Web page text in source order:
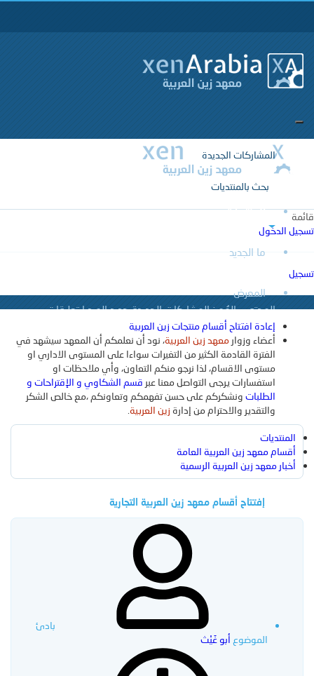
المنتديات
ما الجديد
المحتوى المُميز المشاركات الجديدة جديد الميديا تعليقات
الوسائط الجديدة منتجات جديدة آخر النشاطات
المعرض
جديد الوسائط التعليقات الجديدة بحث بالوسائط
المنتجات
أحدث المراجعات البحث عن المنتجات
تسجيل
الدخول
البحث
المشاركات الجديدة
بحث بالمنتديات
قائمة
تسجيل الدخول
تسجيل
إعادة افتتاح أقسام منتجات زين العربية
أعضاء وزوار معهد زين العربية، نود أن نعلمكم أن المعهد سيشهد في
الفترة القادمة الكثير من التغيرات سواءا على المستوى الاداري او
مستوى الاقسام، لذا نرجو منكم التعاون، وأي ملاحظات او
استفسارات يرجى التواصل معنا عبر قسم الشكاوي و الإقتراحات و
الطلبات ونشكركم على حسن تفهمكم وتعاونكم ،مع خالص الشكر
والتقدير والاحترام من إدارة زين العربية
المنتديات
أقسام معهد زين العربية العامة
أخبار معهد زين العربية الرسمية
إفتتاح أقسام معهد زين العربية التجارية
بادئ
الموضوع أبو غَيْث